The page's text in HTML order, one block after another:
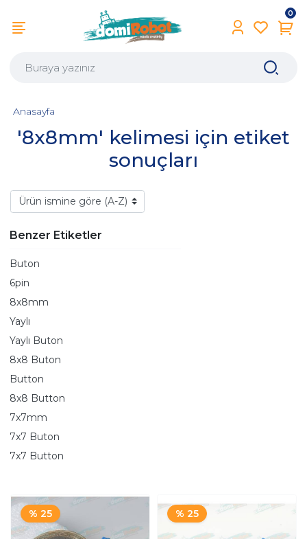
0
'8x8mm' kelimesi için etiket
sonuçları
Anasayfa
Benzer Etiketler
Buton
6pin
8x8mm
Yaylı
Yaylı Buton
8x8 Buton
Button
8x8 Button
7x7mm
7x7 Buton
7x7 Button
% 25 % 25